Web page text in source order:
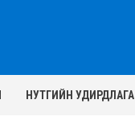
НУТГИЙН УДИРДЛАГА